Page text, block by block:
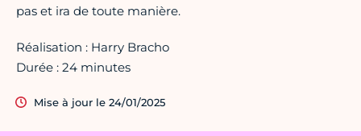
pas et ira de toute manière.
Réalisation : Harry Bracho
Durée : 24 minutes
Mise à jour le 24/01/2025